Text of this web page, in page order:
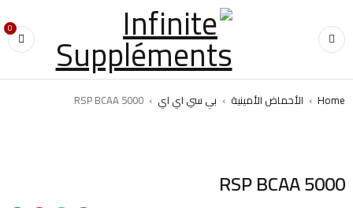
0
Home
› الأحماض الأمينية › بي سي اي اي ›
RSP BCAA 5000
RSP BCAA 5000